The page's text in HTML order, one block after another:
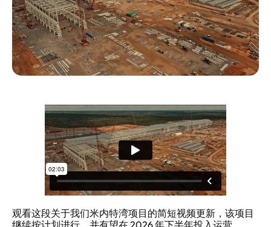
观看这段关于我们米内特湾项目的简短视频更新，该项目